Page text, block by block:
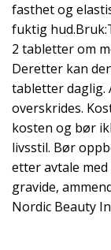
fasthet og
fuktig
2 tabletter om
Deretter kan
tabletter daglig.
overskrides.
kosten og bør
livsstil. Bør
etter avtale
gravide,
Nordic Beauty